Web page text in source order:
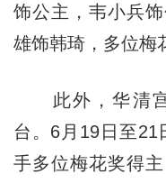
饰公主，韦小兵
雄饰韩琦，多位梅
此外，华清宫
台。6月19日至21
手多位梅花奖得